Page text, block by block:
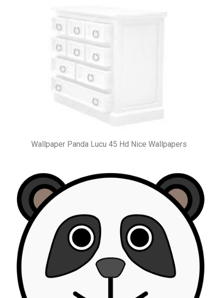
Wallpaper Panda Lucu 45 Hd Nice Wallpapers